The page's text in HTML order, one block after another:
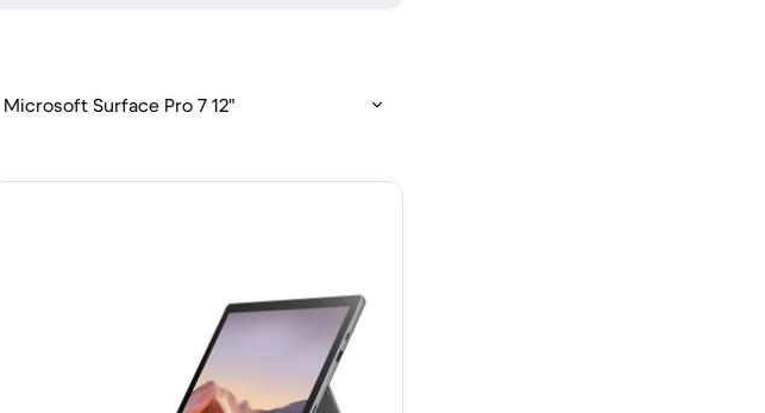
Microsoft Surface Pro 7 12"